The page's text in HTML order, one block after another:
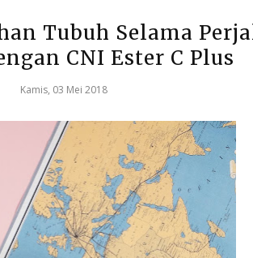
Tubuh Selama
CNI Ester C Plus
Kamis, 03 Mei 2018